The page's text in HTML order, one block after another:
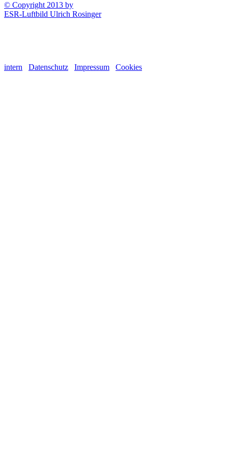
© Copyright 2013 by
ESR-Luftbild Ulrich Rosinger
intern Datenschutz Impressum Cookies